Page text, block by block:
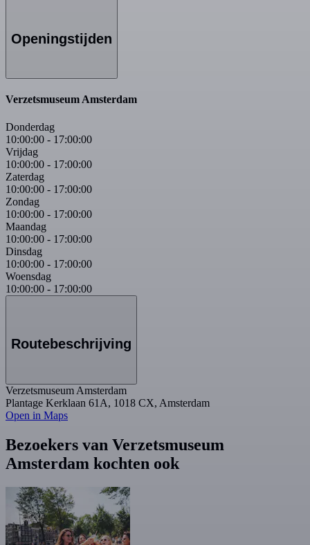
Openingstijden
Verzetsmuseum Amsterdam
Donderdag
10:00:00 - 17:00:00
Vrijdag
10:00:00 - 17:00:00
Zaterdag
10:00:00 - 17:00:00
Zondag
10:00:00 - 17:00:00
Maandag
10:00:00 - 17:00:00
Dinsdag
10:00:00 - 17:00:00
Woensdag
10:00:00 - 17:00:00
Routebeschrijving
Verzetsmuseum Amsterdam
Plantage Kerklaan 61A, 1018 CX, Amsterdam
Open in Maps
Bezoekers van Verzetsmuseum
Amsterdam kochten ook